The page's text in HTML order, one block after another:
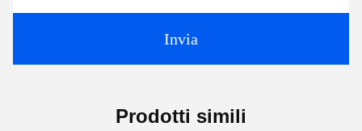
Invia
Prodotti simili